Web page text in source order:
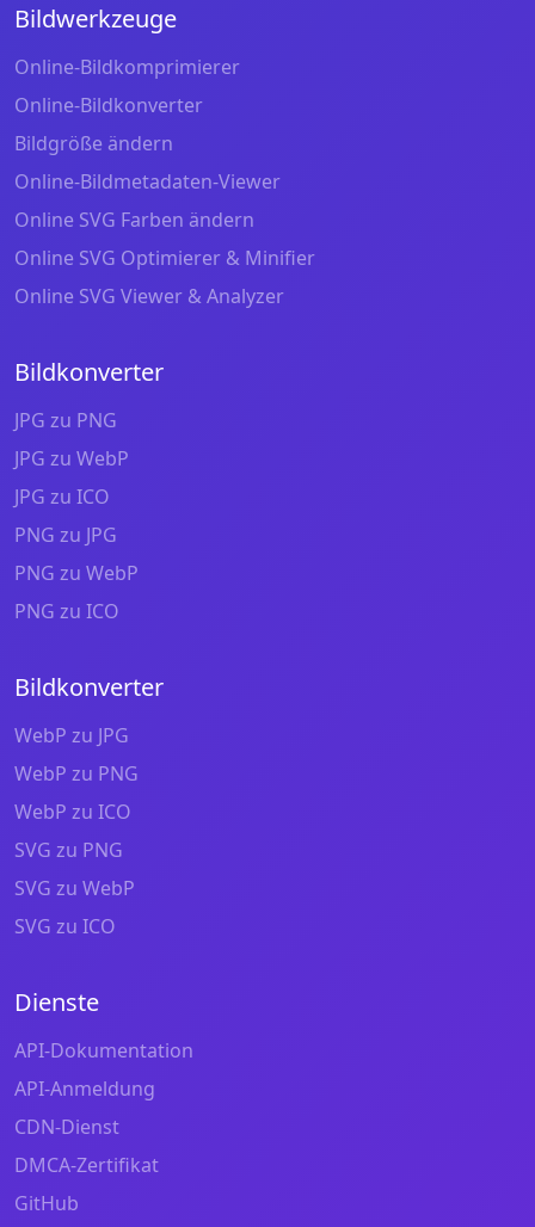
Bildwerkzeuge
Online-Bildkomprimierer
Online-Bildkonverter
Bildgröße ändern
Online-Bildmetadaten-Viewer
Online SVG Farben ändern
Online SVG Optimierer & Minifier
Online SVG Viewer & Analyzer
Bildkonverter
JPG zu PNG
JPG zu WebP
JPG zu ICO
PNG zu JPG
PNG zu WebP
PNG zu ICO
Bildkonverter
WebP zu JPG
WebP zu PNG
WebP zu ICO
SVG zu PNG
SVG zu WebP
SVG zu ICO
Dienste
API-Dokumentation
API-Anmeldung
CDN-Dienst
DMCA-Zertifikat
GitHub